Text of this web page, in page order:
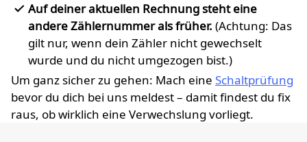
Auf deiner aktuellen Rechnung steht eine
andere Zählernummer als früher. (Achtung: Das
gilt nur, wenn dein Zähler nicht gewechselt
wurde und du nicht umgezogen bist.)
Um ganz sicher zu gehen: Mach eine Schaltprüfung
bevor du dich bei uns meldest – damit findest du fix
raus, ob wirklich eine Verwechslung vorliegt.